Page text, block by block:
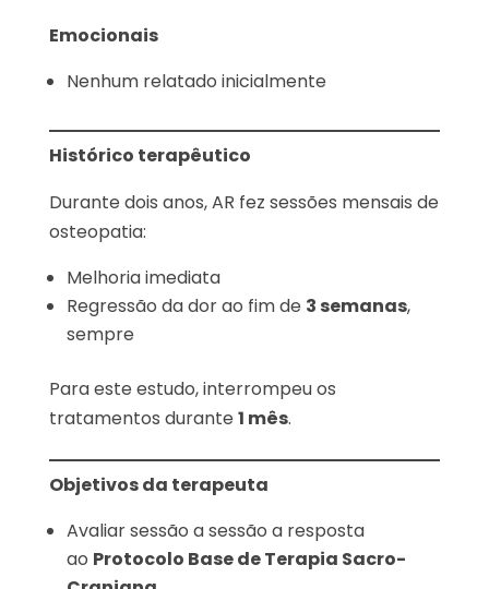
Emocionais
Nenhum relatado inicialmente
Histórico terapêutico
Durante dois anos, AR fez sessões mensais de
osteopatia:
Melhoria imediata
Regressão da dor ao fim de 3 semanas,
sempre
Para este estudo, interrompeu os
tratamentos durante 1 mês.
Objetivos da terapeuta
Avaliar sessão a sessão a resposta
ao Protocolo Base de Terapia Sacro-